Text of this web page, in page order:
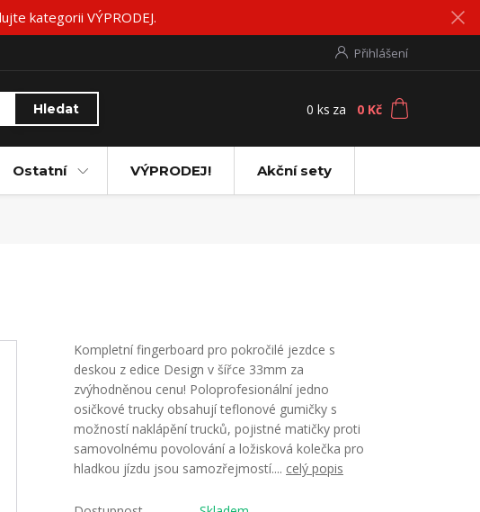
kategorii VÝPRODEJ.
Přihlášení
Hledat 0 ks za 0 Kč
Ostatní VÝPRODEJ! Akční sety
Kompletní fingerboard pro pokročilé jezdce s
deskou z edice Design v šířce 33mm za
zvýhodněnou cenu! Poloprofesionální jedno
osičkové trucky obsahují teflonové gumičky s
možností naklápění trucků, pojistné matičky proti
samovolnému povolování a ložisková kolečka pro
hladkou jízdu jsou samozřejmostí.... celý popis